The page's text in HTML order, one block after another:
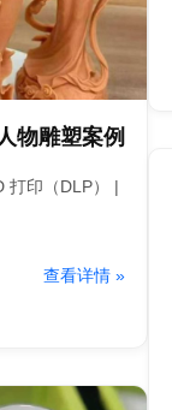
物雕塑案例
打印（DLP） |
查看详情 »